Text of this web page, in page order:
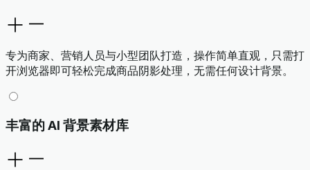
专为商家、营销人员与小型团队打造，操作简单直观，只需打
开浏览器即可轻松完成商品阴影处理，无需任何设计背景。
丰富的 AI 背景素材库